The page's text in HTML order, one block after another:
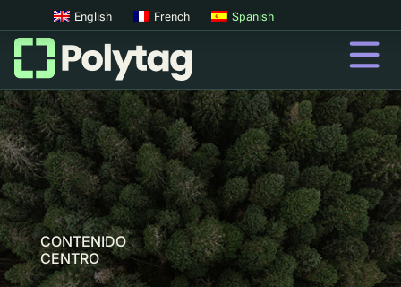
Códigos QR
Códigos QR avanzados
Etiquetas UV
Clasificación UV
English French Spanish
CONTENIDO
CENTRO